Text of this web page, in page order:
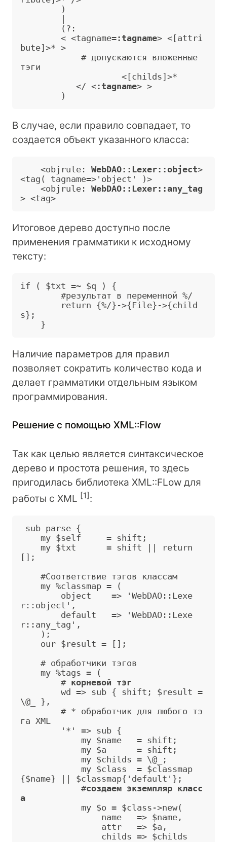
        < <tagname=
:tagname> <[attri
bute]>* >
тэги
           </ <
:tagname> >
В случае, если правило совпадает, то
создается объект указанного класса:
    <objrule:
WebDAO::Lexer::object>
<tag( tagname=>'object' )>
    <objrule:
WebDAO::Lexer::any_tag
>
Итоговое дерево доступно после
применения грамматики к исходному
тексту:
if ( $txt =~ $q ) {
s};
Наличие параметров для правил
позволяет сократить количество кода и
делает грамматики отдельным языком
программирования.
Решение с помощью XML::Flow
Так как целью является синтаксическое
дерево и простота решения, то здесь
пригодилась библиотека XML::FLow для
работы с XML [1] :
[];
        object    =
> 'WebDAO::Lexe
r::object',
        default   =
> 'WebDAO::Lexe
r::any_tag',
        #
корневой тэг
        wd =
> sub { shift; $result =
\@_ },
га XML
        '*' =
> sub {
{$name} || $classmap{'default'};
            #
создаем экземпляр класс
а
            my $o = $class-
>new(
                name   =
> $name,
                attr   =
> $a,
                childs =
> $childs